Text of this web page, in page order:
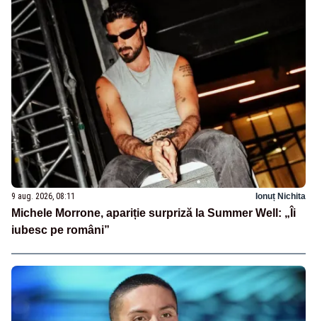
9 aug. 2026, 08:11 Ionuț Nichita
Michele Morrone, apariție surpriză la Summer Well: „Îi
iubesc pe români”